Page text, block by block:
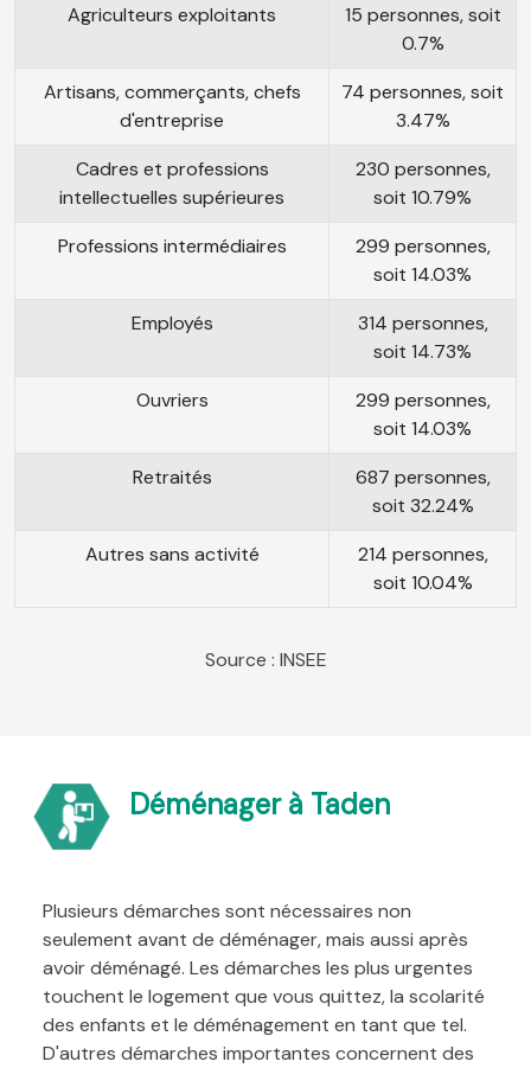
Agriculteurs exploitants
15 personnes, soit
0.7%
Artisans, commerçants, chefs
d'entreprise
74 personnes, soit
3.47%
Cadres et professions
intellectuelles supérieures
230 personnes,
soit 10.79%
Professions intermédiaires
299 personnes,
soit 14.03%
Employés
314 personnes,
soit 14.73%
Ouvriers
299 personnes,
soit 14.03%
Retraités
687 personnes,
soit 32.24%
Autres sans activité
214 personnes,
soit 10.04%
Source : INSEE
Déménager à Taden
Plusieurs démarches sont nécessaires non
seulement avant de déménager, mais aussi après
avoir déménagé. Les démarches les plus urgentes
touchent le logement que vous quittez, la scolarité
des enfants et le déménagement en tant que tel.
D'autres démarches importantes concernent des